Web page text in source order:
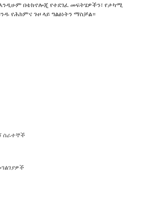
በቴክኖሎጂ የተደገፈ መፍትሄዎችን፣ የታካሚ
የሕክምና ጉዞ ላይ ግልፅነትን ማስቻል።
ሰራተኞች